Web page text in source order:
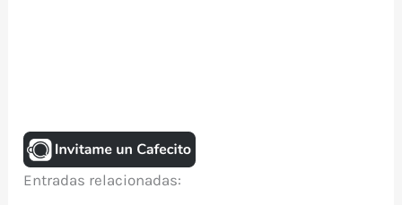
Entradas relacionadas: